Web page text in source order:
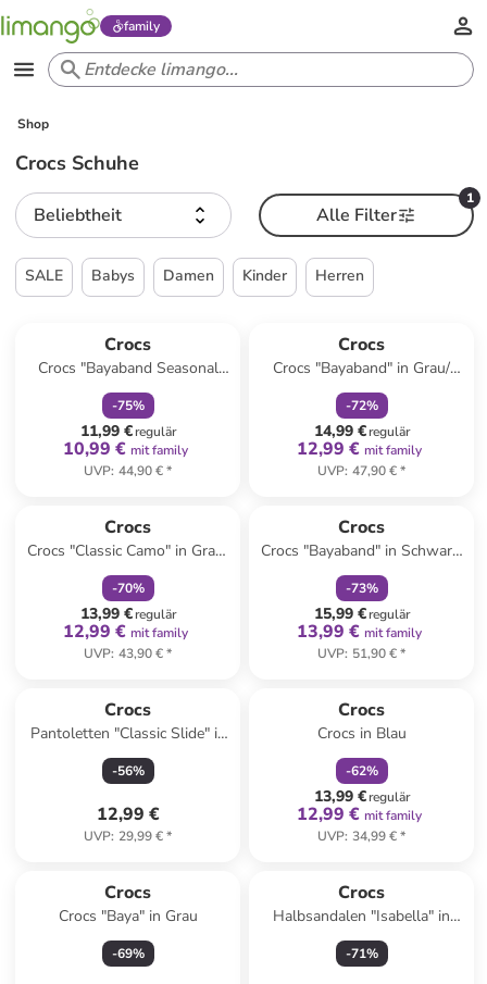
family
Shop
Crocs Schuhe
Beliebtheit
1
Alle Filter
SALE Babys Damen Kinder Herren
Crocs
Crocs "Bayaband Seasonal
Printed" in Grau/ Schwarz/ Rot
-75%
11,99 €regulär
10,99 € mit family
UVP: 44,90 €*
Crocs
Crocs "Bayaband" in Grau/
Limette
-72%
14,99 €regulär
12,99 € mit family
UVP: 47,90 €*
Crocs
Crocs "Classic Camo" in Grau/
Schwarz
-70%
13,99 €regulär
12,99 € mit family
UVP: 43,90 €*
Crocs
Crocs "Bayaband" in Schwarz/
Hellblau
-73%
15,99 €regulär
13,99 € mit family
UVP: 51,90 €*
Crocs
Pantoletten "Classic Slide" in
Dunkelblau
-56%
12,99 €
UVP: 29,99 €*
Crocs
Crocs in Blau
-62%
13,99 €regulär
12,99 € mit family
UVP: 34,99 €*
Crocs
Crocs "Baya" in Grau
-69%
Crocs
Halbsandalen "Isabella" in
Silber
-71%